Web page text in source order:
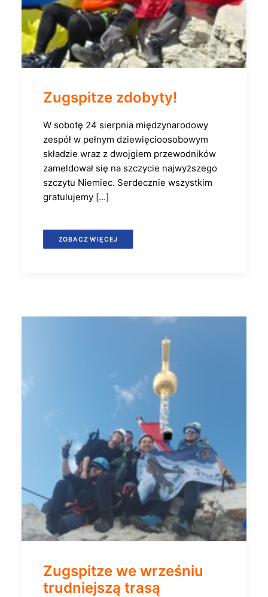
Zugspitze zdobyty!
W sobotę 24 sierpnia międzynarodowy
zespół w pełnym dziewięcioosobowym
składzie wraz z dwojgiem przewodników
zameldował się na szczycie najwyższego
szczytu Niemiec. Serdecznie wszystkim
gratulujemy […]
ZOBACZ WIĘCEJ
Zugspitze we wrześniu
trudniejszą trasą